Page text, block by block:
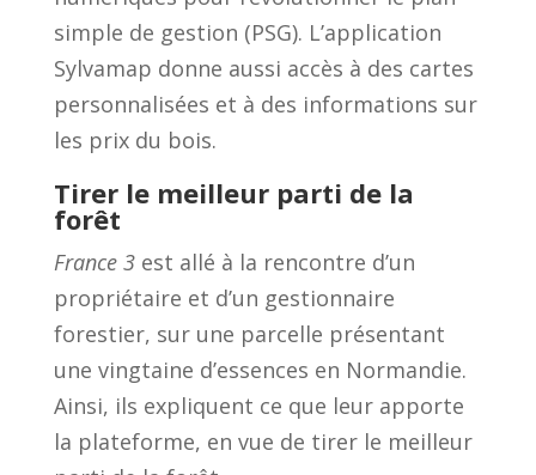
simple de gestion (PSG). L’application
Sylvamap donne aussi accès à des cartes
personnalisées et à des informations sur
les prix du bois.
Tirer le meilleur parti de la
forêt
France 3est allé à la rencontre d’un
propriétaire et d’un gestionnaire
forestier, sur une parcelle présentant
une vingtaine d’essences en Normandie.
Ainsi, ils expliquent ce que leur apporte
la plateforme, en vue de tirer le meilleur